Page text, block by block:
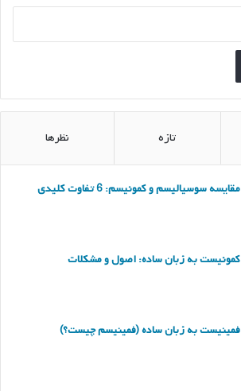
تازه نظرها
مقایسه سوسیالیسم و کمونیسم: 6 تفاوت کلیدی
کمونیست به زبان ساده: اصول و مشکلات
فمینیست به زبان ساده (فمینیسم چیست؟)